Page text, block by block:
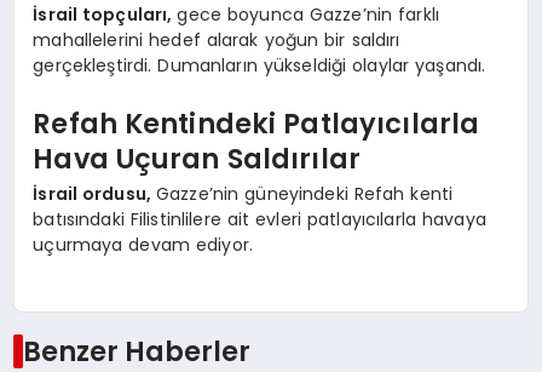
İsrail topçuları,gece boyunca Gazze’nin farklı
mahallelerini hedef alarak yoğun bir saldırı
gerçekleştirdi. Dumanların yükseldiği olaylar yaşandı.
Refah Kentindeki Patlayıcılarla
Hava Uçuran Saldırılar
İsrail ordusu, Gazze’nin güneyindeki Refah kenti
batısındaki Filistinlilere ait evleri patlayıcılarla havaya
uçurmaya devam ediyor.
Benzer Haberler